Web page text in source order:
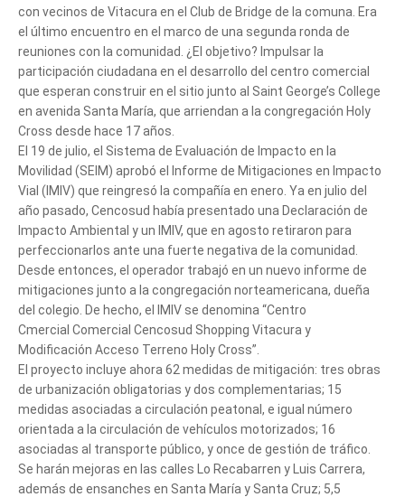
con vecinos de Vitacura en el Club de Bridge de la comuna. Era
el último encuentro en el marco de una segunda ronda de
reuniones con la comunidad. ¿El objetivo? Impulsar la
participación ciudadana en el desarrollo del centro comercial
que esperan construir en el sitio junto al Saint George’s College
en avenida Santa María, que arriendan a la congregación Holy
Cross desde hace 17 años.
El 19 de julio, el Sistema de Evaluación de Impacto en la
Movilidad (SEIM) aprobó el Informe de Mitigaciones en Impacto
Vial (IMIV) que reingresó la compañía en enero. Ya en julio del
año pasado, Cencosud había presentado una Declaración de
Impacto Ambiental y un IMIV, que en agosto retiraron para
perfeccionarlos ante una fuerte negativa de la comunidad.
Desde entonces, el operador trabajó en un nuevo informe de
mitigaciones junto a la congregación norteamericana, dueña
del colegio. De hecho, el IMIV se denomina “Centro
Cmercial Comercial Cencosud Shopping Vitacura y
Modificación Acceso Terreno Holy Cross”.
El proyecto incluye ahora 62 medidas de mitigación: tres obras
de urbanización obligatorias y dos complementarias; 15
medidas asociadas a circulación peatonal, e igual número
orientada a la circulación de vehículos motorizados; 16
asociadas al transporte público, y once de gestión de tráfico.
Se harán mejoras en las calles Lo Recabarren y Luis Carrera,
además de ensanches en Santa María y Santa Cruz; 5,5